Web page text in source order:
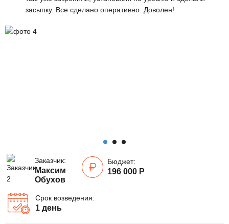
засыпку. Все сделано оперативно. Доволен!
Заказчик:
Максим
Обухов
Бюджет:
196 000 Р
Срок возведения:
1 день